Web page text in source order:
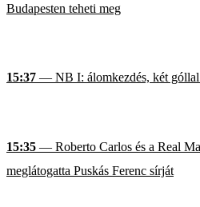
Budapesten teheti meg
15:37 — NB I: álomkezdés, két góllal
15:35 — Roberto Carlos és a Real
meglátogatta Puskás Ferenc sírját